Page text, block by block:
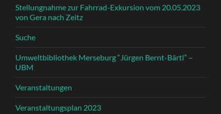
Stellungnahme zur Fahrrad-Exkursion vom 20.05.2023
von Gera nach Zeitz
Suche
Umweltbibliothek Merseburg “Jürgen Bernt-Bärtl” –
UBM
Veranstaltungen
Veranstaltungsplan 2023